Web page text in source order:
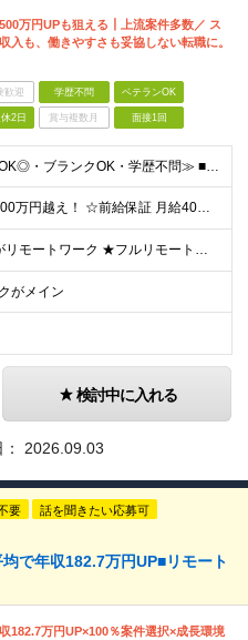
万円UPも狙える┃上流案件多数／ ス
入も、働きやすさも妥協しない転職に。
歓迎 学歴不問 ベテランOK
2日 賞与複数月 面接1回
≪第二新卒もOK◎・ブランクOK・学歴不問≫ ■エンジニアとして実務経験をお持ちの方（2年以上） ＼意欲重視の採用です／ 「経歴に自信がない」という方も、 ”今後挑戦したいこと""スキルアップしたい
☆平均年収1000万円越え！ ☆前給保証 月給40万円〜140万円＋決算賞与＋各種手当 ※経験・能力を考慮し、当社規定により加給・優遇します ※月給には固定残業代（6万9,000円～18万6,00
★社員の9割がリモートワーク ★フルリモート案件もあり ★地方からの応募も歓迎！／転居を伴う転勤なし 東京23区を中心としたプロジェクト先での勤務です。 ◎東京⇒地方へUターンし、フルリモ勤務 ◎
がメイン
検討中に入れる
2026.09.03
要 話を聞きたい応募可
で年収182.7万円UP■リモート
182.7万円UP×100％案件選択×成長環境